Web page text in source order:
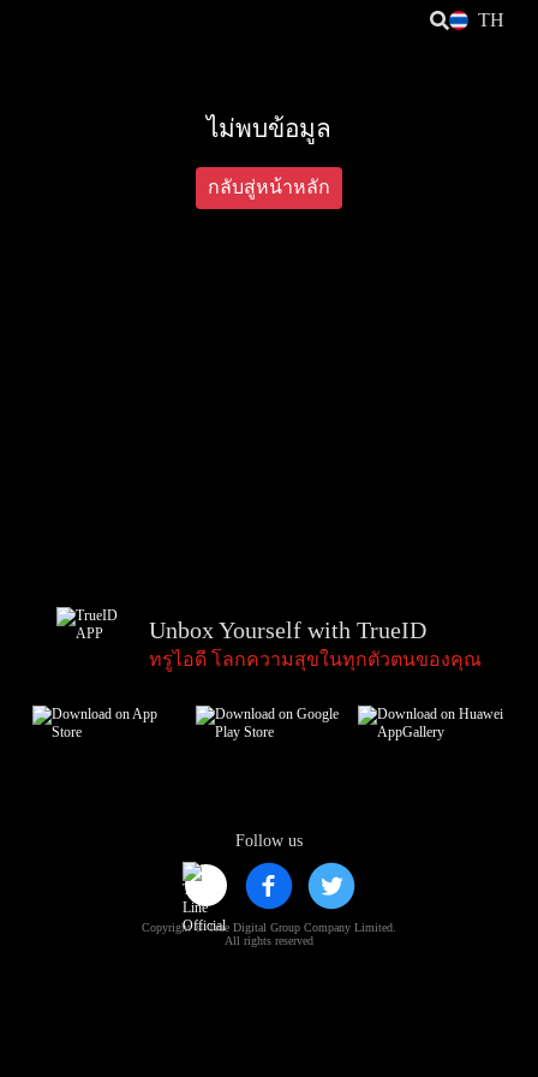
TH
ไม่พบข้อมูล
กลับสู่หน้าหลัก
Follow us
Copyright © True Digital Group Company Limited.
All rights reserved
Unbox Yourself with TrueID
ทรูไอดี โลกความสุขในทุกตัวตนของคุณ